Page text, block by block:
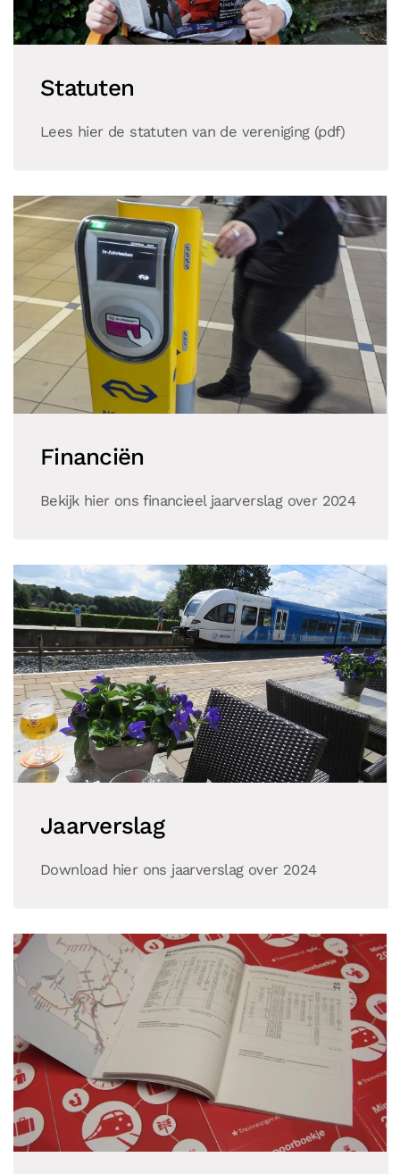
Statuten
Lees hier de statuten van de vereniging (pdf)
Financiën
Bekijk hier ons financieel jaarverslag over 2024
Jaarverslag
Download hier ons jaarverslag over 2024